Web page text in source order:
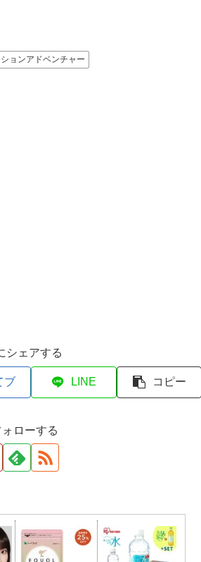
ョンアドベンチャー
シェアする
ブ LINE コピー
ローする